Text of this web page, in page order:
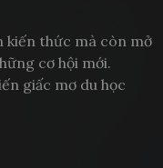
kiến thức mà còn mở
cơ hội mới.
giấc mơ du học